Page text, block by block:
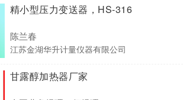
精小型压力变送器，HS-316
陈兰春
江苏金湖华升计量仪器有限公司
甘露醇加热器厂家